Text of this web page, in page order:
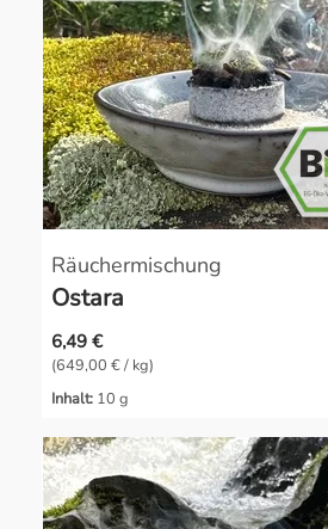
Räuchermischung
Ostara
6,49 €
(649,00 € / kg)
Inhalt: 10 g